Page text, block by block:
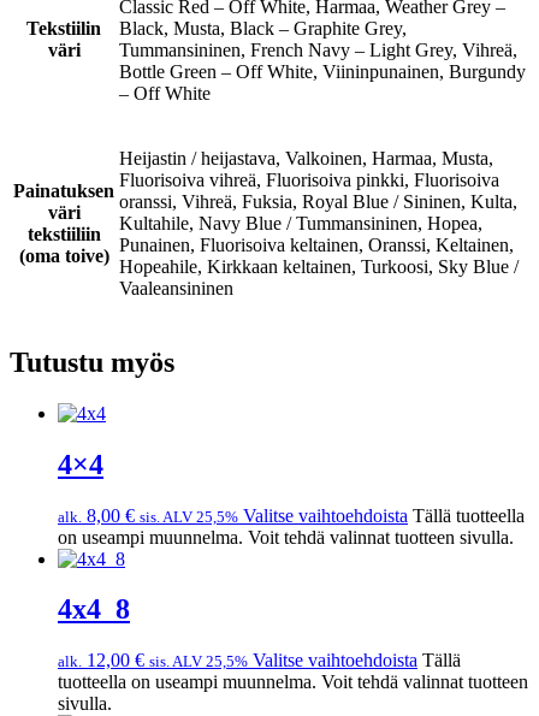
Tekstiilin
väri
Classic Red – Off White, Harmaa, Weather Grey –
Black, Musta, Black – Graphite Grey,
Tummansininen, French Navy – Light Grey, Vihreä,
Bottle Green – Off White, Viininpunainen, Burgundy
– Off White
Painatuksen
väri
tekstiiliin
(oma toive)
Heijastin / heijastava, Valkoinen, Harmaa, Musta,
Fluorisoiva vihreä, Fluorisoiva pinkki, Fluorisoiva
oranssi, Vihreä, Fuksia, Royal Blue / Sininen, Kulta,
Kultahile, Navy Blue / Tummansininen, Hopea,
Punainen, Fluorisoiva keltainen, Oranssi, Keltainen,
Hopeahile, Kirkkaan keltainen, Turkoosi, Sky Blue /
Vaaleansininen
Tutustu myös
4×4
alk. 8,00 € sis. ALV 25,5% Valitse vaihtoehdoista Tällä tuotteella
on useampi muunnelma. Voit tehdä valinnat tuotteen sivulla.
4x4_8
alk. 12,00 € sis. ALV 25,5% Valitse vaihtoehdoista Tällä
tuotteella on useampi muunnelma. Voit tehdä valinnat tuotteen
sivulla.